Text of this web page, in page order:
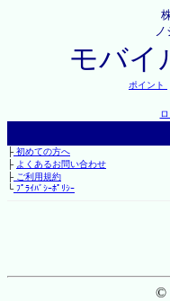
ノ
モバイ
ポイント
├初めての方へ
├ よくあるお問い合わせ
├ご利用規約
└ﾌﾟﾗｲﾊﾞｼｰﾎﾟﾘｼｰ
©